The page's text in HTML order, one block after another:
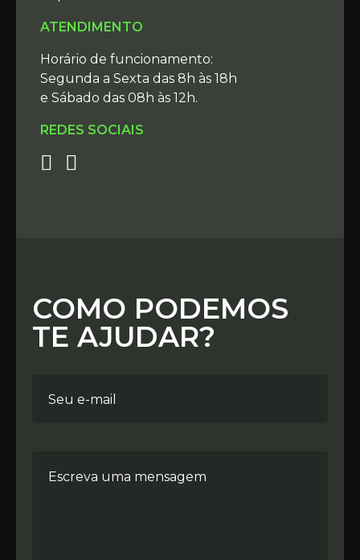
ATENDIMENTO
Horário de funcionamento:
Segunda a Sexta das 8h às 18h
e Sábado das 08h às 12h.
REDES SOCIAIS
COMO PODEMOS
TE AJUDAR?